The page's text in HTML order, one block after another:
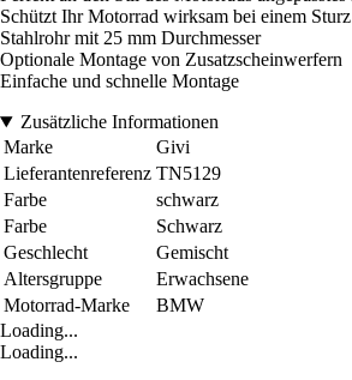
Schützt Ihr Motorrad wirksam bei einem Sturz
Stahlrohr mit 25 mm Durchmesser
Optionale Montage von Zusatzscheinwerfern
Einfache und schnelle Montage
Zusätzliche Informationen
Marke
Givi
Lieferantenreferenz TN5129
Farbe
schwarz
Farbe
Schwarz
Geschlecht
Gemischt
Altersgruppe
Erwachsene
Motorrad-Marke
BMW
Loading...
Loading...